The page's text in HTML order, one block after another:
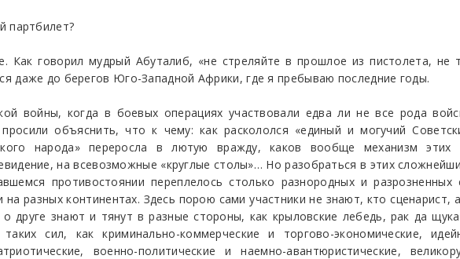
партбилет?
говорил мудрый Абуталиб, «не стреляйте в прошлое из пистолета, не
даже до берегов Юго-Западной Африки, где я пребываю последние годы.
войны, когда в боевых операциях участвовали едва ли не все рода
объяснить, что к чему: как раскололся «единый и могучий
народа» переросла в лютую вражду, каков вообще механизм этих
на всевозможные «круглые столы»… Но разобраться в этих
противостоянии переплелось столько разнородных и
разных континентах. Здесь порою сами участники не знают, кто сценарист,
друге знают и тянут в разные стороны, как крыловские лебедь, рак да
сил, как криминально-коммерческие и торгово-экономические,
военно-политические и наемно-авантюристические,